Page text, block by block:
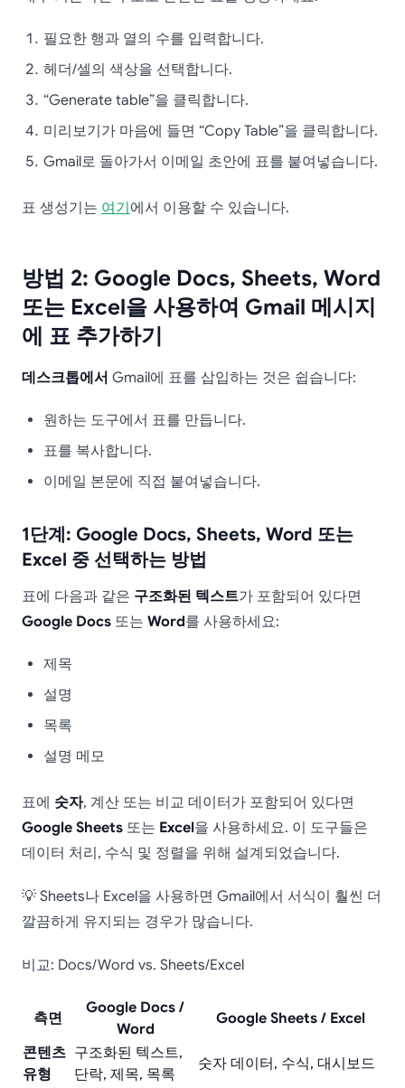
필요한 행과 열의 수를 입력합니다.
헤더/셀의 색상을 선택합니다.
“Generate table”을 클릭합니다.
미리보기가 마음에 들면 “Copy Table”을 클릭합니다.
Gmail로 돌아가서 이메일 초안에 표를 붙여넣습니다.
표 생성기는 여기 에서 이용할 수 있습니다.
방법 2: Google Docs, Sheets, Word
또는 Excel을 사용하여 Gmail 메시지
에 표 추가하기
데스크톱에서 Gmail에 표를 삽입하는 것은 쉽습니다:
원하는 도구에서 표를 만듭니다.
표를 복사합니다.
이메일 본문에 직접 붙여넣습니다.
1단계: Google Docs, Sheets, Word 또는
Excel 중 선택하는 방법
표에 다음과 같은 구조화된 텍스트가 포함되어 있다면
Google Docs 또는 Word를 사용하세요:
제목
설명
목록
설명 메모
표에 숫자, 계산 또는 비교 데이터가 포함되어 있다면
Google Sheets 또는 Excel을 사용하세요. 이 도구들은
데이터 처리, 수식 및 정렬을 위해 설계되었습니다.
💡 Sheets나 Excel을 사용하면 Gmail에서 서식이 훨씬 더
깔끔하게 유지되는 경우가 많습니다.
비교: Docs/Word vs. Sheets/Excel
측면
Google Docs /
Word
Google Sheets / Excel
콘텐츠
유형
구조화된 텍스트,
단락, 제목, 목록
숫자 데이터, 수식, 대시보드